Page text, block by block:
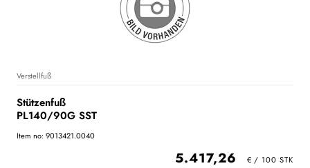
Verstellfuß
Stützenfuß
PL140/90G SST
Item no: 9013421.0040
5.417,26